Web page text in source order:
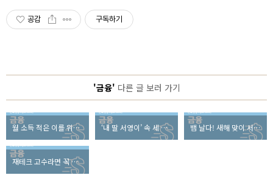
공감 구독하기
'금융' 다른 글 보러 가기
월 소득 적은 이를 위한 돈 관리 노하우 ‘내 딸 서영이’ 속 세 아빠의 3S 은퇴설계 뱀 날다! 새해 맞이 서울대공원 겨울축제
재테크 고수라면 꼭 알아야 할, 2013년 금융 세법!